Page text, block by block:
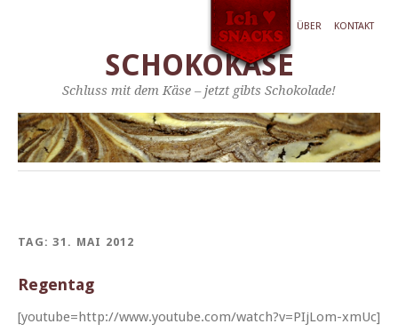
ÜBER KONTAKT
SCHOKOKÄSE
Schluss mit dem Käse – jetzt gibts Schokolade!
TAG:31. MAI 2012
Regentag
[youtube=http://www.youtube.com/watch?v=PIjLom-xmUc]